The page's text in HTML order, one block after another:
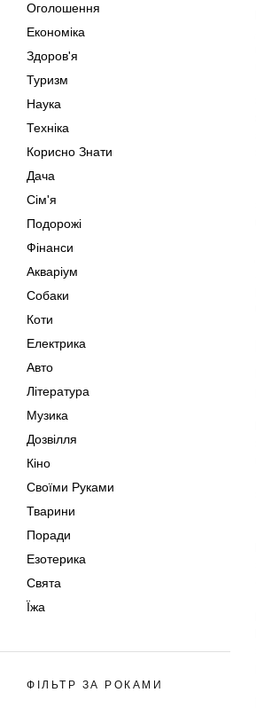
Оголошення
Економіка
Здоров'я
Туризм
Наука
Техніка
Корисно Знати
Дача
Сім'я
Подорожі
Фінанси
Акваріум
Собаки
Коти
Електрика
Авто
Література
Музика
Дозвілля
Кіно
Своїми Руками
Тварини
Поради
Езотерика
Свята
Їжа
ФІЛЬТР ЗА РОКАМИ